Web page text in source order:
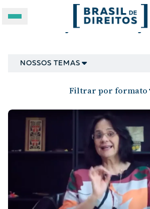
Mobilização e articulação
NOSSOS TEMAS
Filtrar por formato